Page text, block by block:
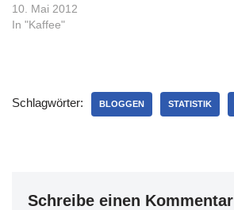
sonntagmorgen.com. Zum
Glück ist es morgen wieder
gleich einen Euro günstiger
als sonst. Auch wenn die
10. Mai 2012
In "Kaffee"
Schlagwörter: BLOGGEN STATISTIK
Schreibe einen Kommentar